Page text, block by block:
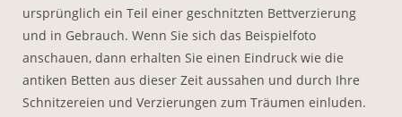
ursprünglich ein Teil einer geschnitzten Bettverzierung
und in Gebrauch. Wenn Sie sich das Beispielfoto
anschauen, dann erhalten Sie einen Eindruck wie die
antiken Betten aus dieser Zeit aussahen und durch Ihre
Schnitzereien und Verzierungen zum Träumen einluden.